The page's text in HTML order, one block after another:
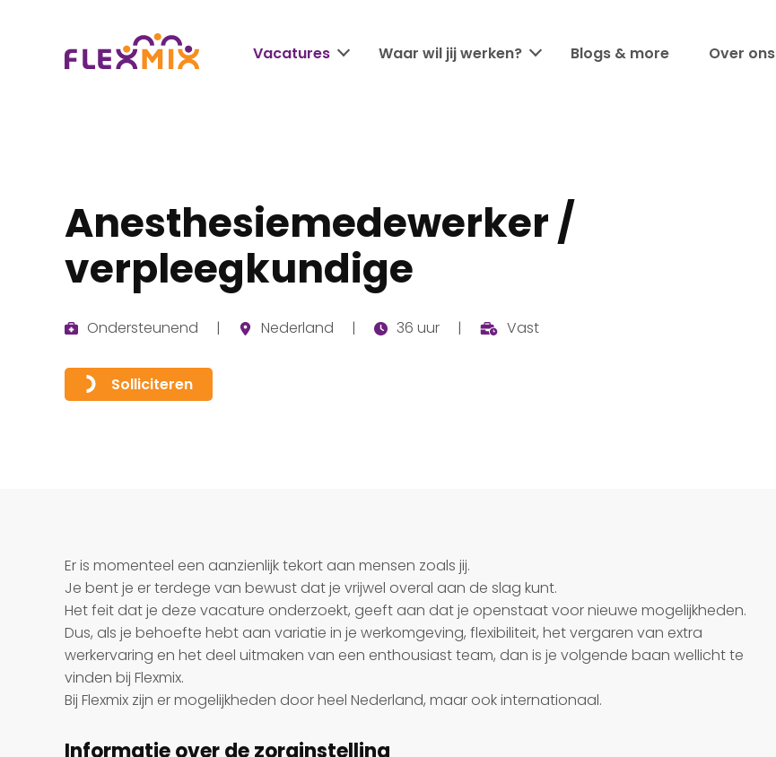
Vacatures Waar wil jij werken? Blogs & more Over ons
Anesthesiemedewerker /
verpleegkundige
Ondersteunend Nederland 36 uur Vast
Solliciteren
Er is momenteel een aanzienlijk tekort aan mensen zoals jij.
Je bent je er terdege van bewust dat je vrijwel overal aan de slag kunt.
Het feit dat je deze vacature onderzoekt, geeft aan dat je openstaat voor nieuwe mogelijkheden.
Dus, als je behoefte hebt aan variatie in je werkomgeving, flexibiliteit, het vergaren van extra
werkervaring en het deel uitmaken van een enthousiast team, dan is je volgende baan wellicht te
vinden bij Flexmix.
Bij Flexmix zijn er mogelijkheden door heel Nederland, maar ook internationaal.
Informatie over de zorginstelling